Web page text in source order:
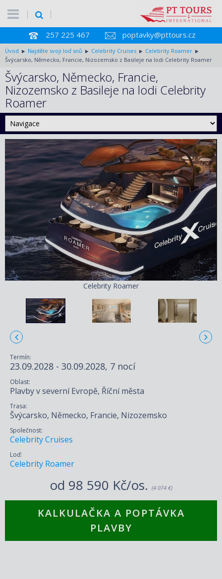
257 225 467 poptavky@pttours.cz
Úvod Najděte svoji loď snů Celebrity Cruises
Celebrity Roamer
Švýcarsko, Německo, Francie, Nizozemsko z Basileje na lodi Celebrity Roamer
Švýcarsko, Německo, Francie,
Nizozemsko z Basileje na lodi Celebrity
Roamer
Celebrity Roamer
Termín:
23.09.2028 - 30.09.2028, 7 nocí
Oblast:
Plavby v severní Evropě, Říční města
Trasa:
Švýcarsko, Německo, Francie, Nizozemsko
Společnost:
Celebrity Cruises
Loď:
Celebrity Roamer
od 98 590 Kč/os. (4 074 €)
KALKULAČKA A POPTÁVKA
PLAVBY